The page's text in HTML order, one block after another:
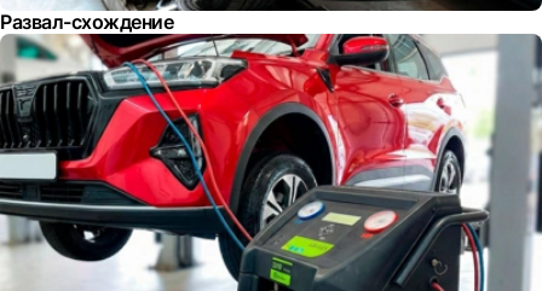
Развал-схождение